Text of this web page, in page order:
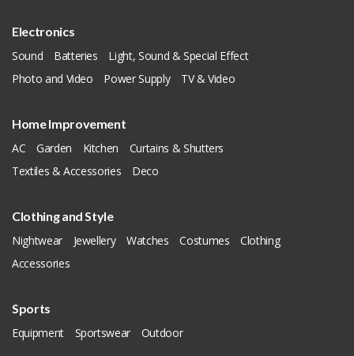
Electronics
Sound
Batteries
Light, Sound & Special Effect
Photo and Video
Power Supply TV & Video
Home Improvement
AC
Garden Kitchen
Curtains & Shutters
Textiles & Accessories
Deco
Clothing and Style
Nightwear
Jewellery Watches Costumes
Clothing
Accessories
Sports
Equipment
Sportswear Outdoor